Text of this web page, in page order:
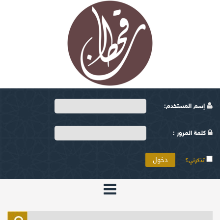
إسم المستخدم:
كلمة المرور :
تذكرني؟